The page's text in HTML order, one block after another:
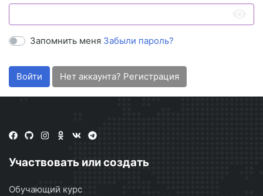
Запомнить меня Забыли пароль?
Войти Нет аккаунта? Регистрация
Участвовать или создать
Обучающий курс